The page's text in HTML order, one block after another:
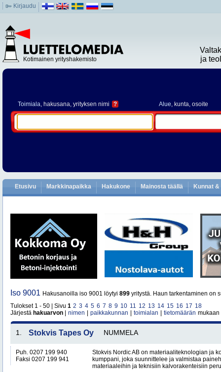
Kirjaudu
Kotimainen yrityshakemisto
ja
Toimiala, hakusana, yrityksen nimi ? Alue, kunta, osoite
Etusivu Markkinapaikka Hakukone Mainosta täällä Kunnat
Iso 9001 Hakusanoilla iso 9001 löytyi 899 yritystä. Haun tarkentaminen on
Tulokset 1 - 50 | Sivu 1 2 3 4 5 6 7 8 9 10 11 12 13 14 15 16 17 18
Järjestä hakuarvon nimen paikkakunnan toimialan tietomäärän mukaan
1. Stokvis Tapes Oy NUMMELA
Puh. 0207 199 940
Faksi 0207 199 941
Stokvis Nordic AB on materiaaliteknologian ja
kumppani, joka suunnittelee ja valmistaa
materiaaleihin ja teknisiin kalvorakenteisiin